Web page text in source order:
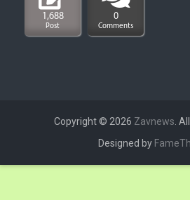
1,688
Post
0
Comments
Copyright © 2026 Zavnews .
Designed by